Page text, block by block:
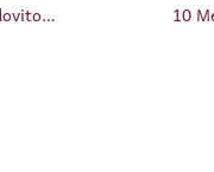
08 Mesec vidovitosti – 21.04.2024